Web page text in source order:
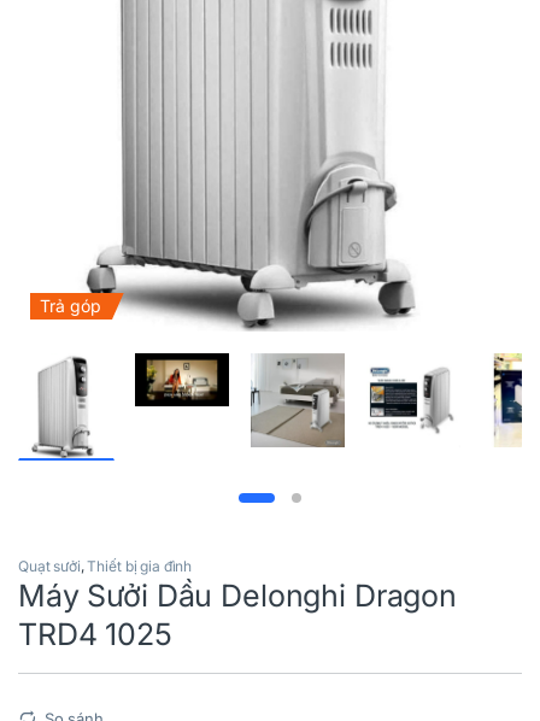
Trả góp
Quạt sưởi,Thiết bị gia đình
Máy Sưởi Dầu Delonghi Dragon
TRD4 1025